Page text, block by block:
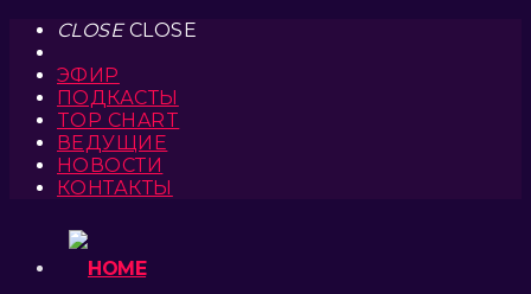
CLOSECLOSE
ЭФИР
ПОДКАСТЫ
TOP CHART
ВЕДУЩИЕ
НОВОСТИ
КОНТАКТЫ